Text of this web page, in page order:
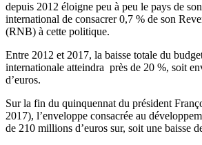
depuis 2012 éloigne peu à peu le pays de
international de consacrer 0,7 % de son
(RNB) à cette politique.
Entre 2012 et 2017, la baisse totale du
internationale atteindra près de 20 %, soit
d’euros.
Sur la fin du quinquennat du président
2017), l’enveloppe consacrée au
de 210 millions d’euros sur, soit une baisse